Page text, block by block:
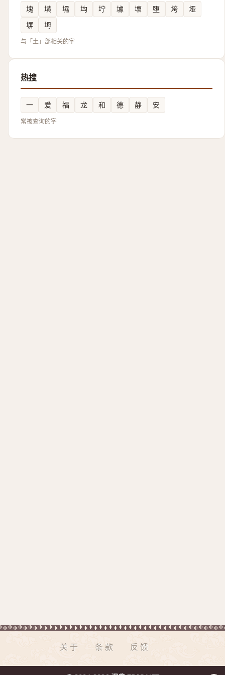
塊 墴 㙷 㘬 坾 壉 壞 堕 垮
垭
塀
坶
与「土」部相关的字
热搜
一 爱 福 龙 和 德 静 安
常被查询的字
关于 条款 反馈